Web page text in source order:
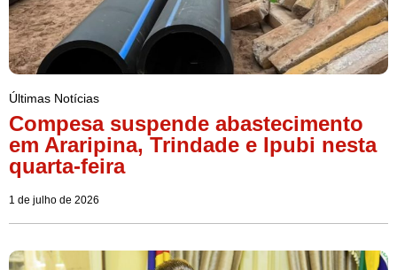
Últimas Notícias
Compesa suspende abastecimento
em Araripina, Trindade e Ipubi nesta
quarta-feira
1 de julho de 2026